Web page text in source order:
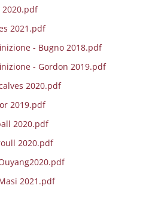
2020.pdf
2021.pdf
- Bugno 2018.pdf
- Gordon 2019.pdf
2020.pdf
2019.pdf
2020.pdf
2020.pdf
2021.pdf